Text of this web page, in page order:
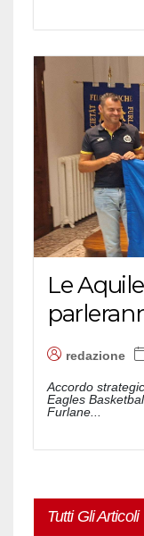
Le
redazione
Accordo
Eagles
Furlane...
Tutti Gli Articoli